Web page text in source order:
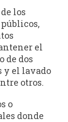
los
el
de dos
y el lavado
otros.
o
donde